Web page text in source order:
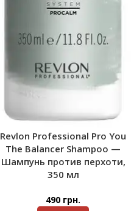
Revlon Professional Pro You
The Balancer Shampoo —
Шампунь против перхоти,
350 мл
490 грн.